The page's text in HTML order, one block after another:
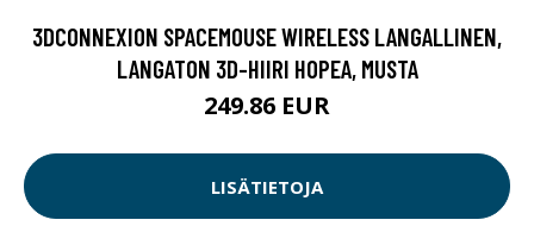
3DCONNEXION SPACEMOUSE WIRELESS LANGALLINEN,
LANGATON 3D-HIIRI HOPEA, MUSTA
249.86 EUR
LISÄTIETOJA